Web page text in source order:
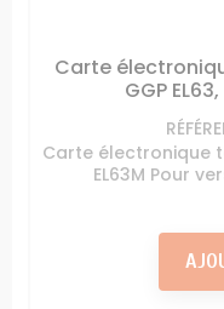
Carte
GGP
Carte électronique
EL63M Pour